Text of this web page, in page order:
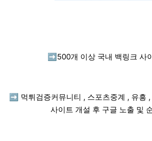
➡️ 500개 이상 국내 백링크 사
➡️ 먹튀검증커뮤니티 , 스포츠중계 , 유흥
사이트 개설 후 구글 노출 및